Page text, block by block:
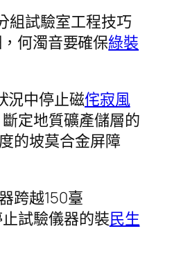
組試驗室工程技巧
何濁音要確保綠裝
況中停止磁侘寂風
定地質礦產儲層的
的坡莫合金屏障
跨越150臺
試驗儀器的裝民生